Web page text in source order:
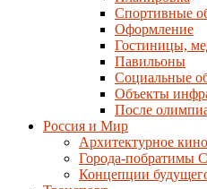
Спортивные
Оформление
Гостиницы,
Павильоны
Социальные
Объекты
После
Россия и Мир
Архитектурное кино
Города-побратимы
Концепции